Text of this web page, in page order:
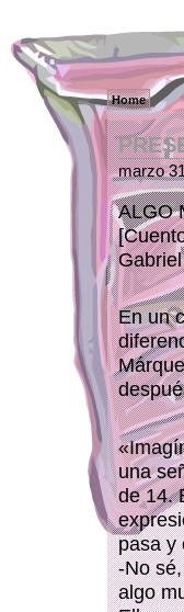
Home
marzo
ALGO
En un
una
de 14.
pasa y
-No
algo